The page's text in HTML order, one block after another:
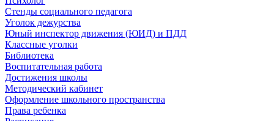
Стенды социального педагога
Уголок дежурства
Юный инспектор движения (ЮИД) и ПДД
Классные уголки
Библиотека
Воспитательная работа
Достижения школы
Методический кабинет
Оформление школьного пространства
Права ребенка